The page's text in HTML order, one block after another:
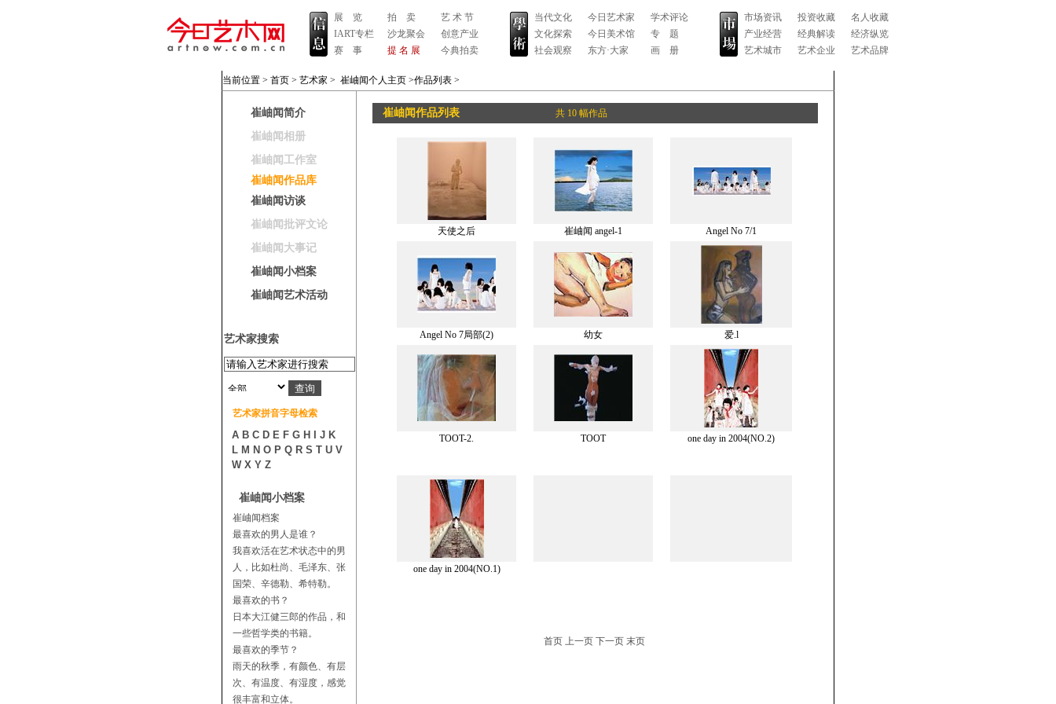
展 览
IART专栏
赛 事
拍 卖
沙龙聚会
提 名 展
艺 术 节
创意产业
今典拍卖
当代文化
文化探索
社会观察
今日艺术家
今日美术馆
东方·大家
学术评论
专 题
画 册
市场资讯
产业经营
艺术城市
投资收藏
经典解读
艺术企业
名人收藏
经济纵览
艺术品牌
当前位置 > 首页 > 艺术家 > 崔岫闻个人主页 >作品列表 >
崔岫闻简介
崔岫闻相册
崔岫闻工作室
崔岫闻作品库
崔岫闻访谈
崔岫闻批评文论
崔岫闻大事记
崔岫闻小档案
崔岫闻艺术活动
艺术家搜索
艺术家拼音字母检索
A B C D E F G H J K
L M N O P Q R S T U V
W X Y Z
崔岫闻小档案
崔岫闻档案
最喜欢的男人是谁？
我喜欢活在艺术状态中的男
人，比如杜尚、毛泽东、张
国荣、辛德勒、希特勒。
最喜欢的书？
日本大江健三郎的作品，和
一些哲学类的书籍。
最喜欢的季节？
雨天的秋季，有颜色、有层
次、有温度、有湿度，感觉
很丰富和立体。
崔岫闻作品列表 共 10 幅作品
天使之后 崔岫闻 angel-1 Angel No 7/1
Angel No 7局部(2) 幼女 爱.l
TOOT-2. TOOT one day in 2004(NO.2)
one day in 2004(NO.1)
首页 上一页 下一页 末页